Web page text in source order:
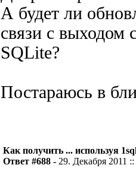
А будет ли
связи с выходом
SQLite?
Постараюсь в
Как получить ... используя
Ответ #688 - 29. Декабря 2011